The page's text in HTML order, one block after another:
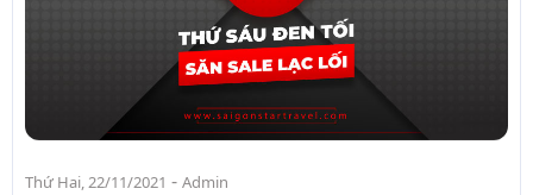
Thứ Hai, 22/11/2021 - Admin